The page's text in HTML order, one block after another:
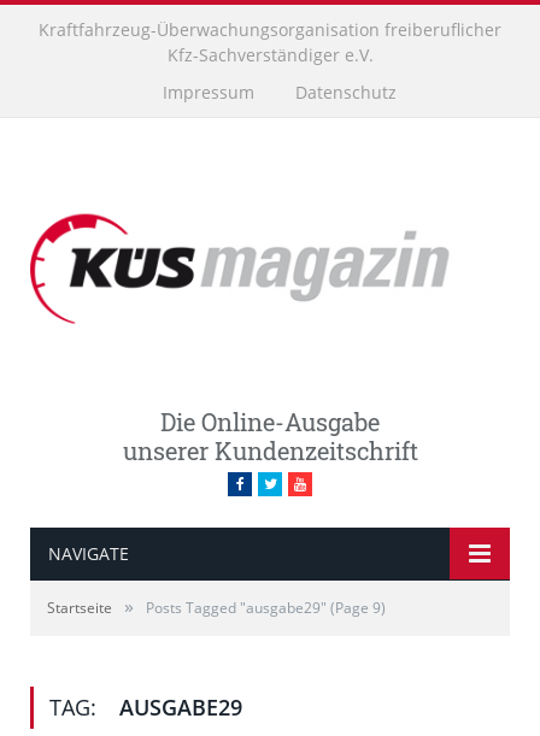
Kraftfahrzeug-Überwachungsorganisation freiberuflicher
Kfz-Sachverständiger e.V.
Impressum
Datenschutz
Die Online-Ausgabe
unserer Kundenzeitschrift
Facebook
TwitterYoutube
NAVIGATE
Startseite » Posts Tagged "ausgabe29" (Page 9)
TAG: AUSGABE29